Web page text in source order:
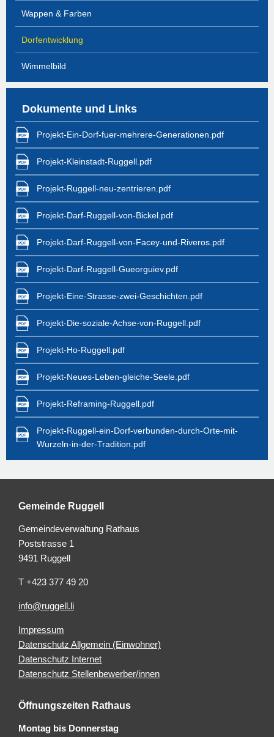
Wappen & Farben
Dorfentwicklung
Wimmelbild
Dokumente und Links
Projekt-Ein-Dorf-fuer-mehrere-Generationen.pdf
Projekt-Kleinstadt-Ruggell.pdf
Projekt-Ruggell-neu-zentrieren.pdf
Projekt-Darf-Ruggell-von-Bickel.pdf
Projekt-Darf-Ruggell-von-Facey-und-Riveros.pdf
Projekt-Darf-Ruggell-Gueorguiev.pdf
Projekt-Eine-Strasse-zwei-Geschichten.pdf
Projekt-Die-soziale-Achse-von-Ruggell.pdf
Projekt-Ho-Ruggell.pdf
Projekt-Neues-Leben-gleiche-Seele.pdf
Projekt-Reframing-Ruggell.pdf
Projekt-Ruggell-ein-Dorf-verbunden-durch-Orte-mit-
Wurzeln-in-der-Tradition.pdf
Gemeinde Ruggell
Gemeindeverwaltung Rathaus
Poststrasse 1
9491 Ruggell
T +423 377 49 20
info@ruggell.li
Impressum
Datenschutz Allgemein (Einwohner)
Datenschutz Internet
Datenschutz Stellenbewerber/innen
Öffnungszeiten Rathaus
Montag bis Donnerstag